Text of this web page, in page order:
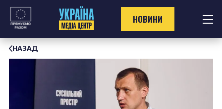
Перейти
контенту
НОВИНИ
НАЗАД